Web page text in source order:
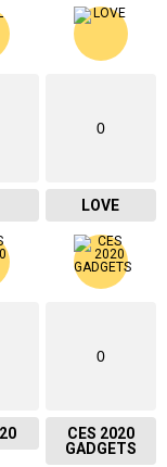
0
LOVE
0
CES 2020
GADGETS